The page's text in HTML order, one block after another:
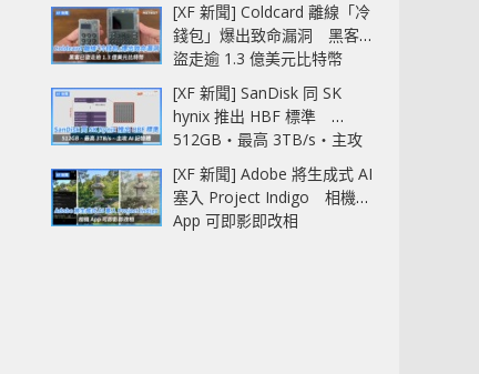
[XF 新聞] Coldcard 離線「冷
錢包」爆出致命漏洞 黑客已
盜走逾 1.3 億美元比特幣
[XF 新聞] SanDisk 同 SK
hynix 推出 HBF 標準
512GB‧最高 3TB/s‧主攻
AI 記憶體
[XF 新聞] Adobe 將生成式 AI
塞入 Project Indigo 相機
App 可即影即改相